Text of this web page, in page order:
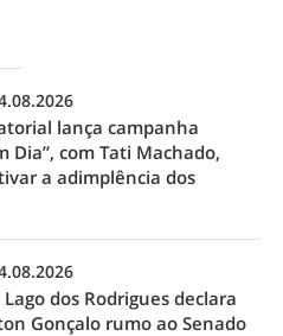
lança campanha
Dia”, com Tati Machado,
a adimplência dos
dos Rodrigues declara
Gonçalo rumo ao Senado